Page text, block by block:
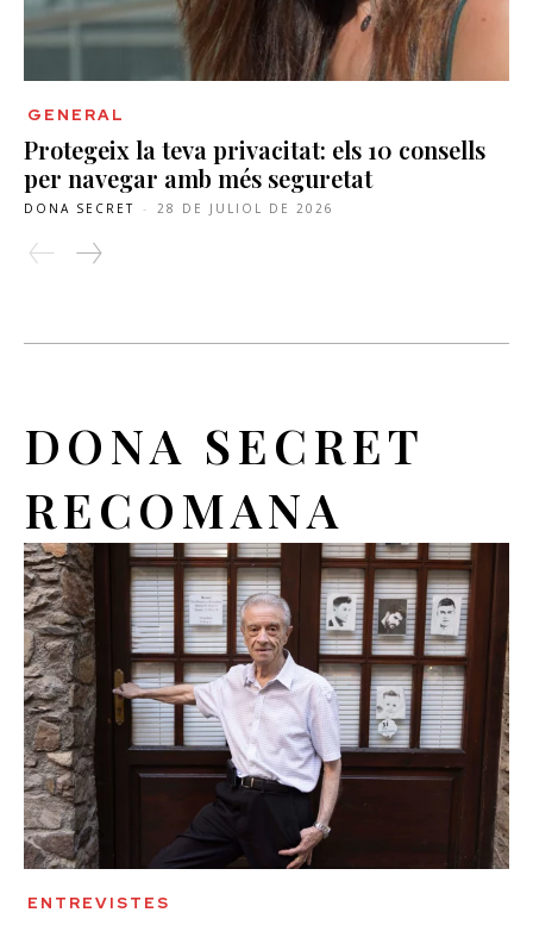
GENERAL
Protegeix la teva privacitat: els 10 consells
per navegar amb més seguretat
DONA SECRET - 28 DE JULIOL DE 2026
DONA SECRET
RECOMANA
ENTREVISTES